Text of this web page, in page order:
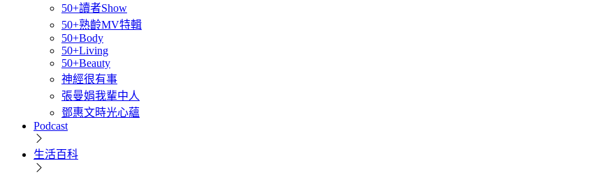
50+讀者Show
50+熟齡MV特輯
50+Body
50+Living
50+Beauty
神經很有事
張曼娟我輩中人
鄧惠文時光心蘊
Podcast
生活百科